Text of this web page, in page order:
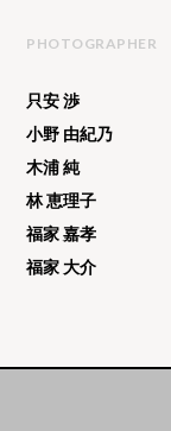
PHOTOGRAPHER
只安 渉
小野 由紀乃
木浦 純
林 恵理子
福家 嘉孝
福家 大介